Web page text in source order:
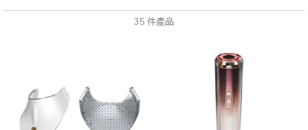
35 件產品
方